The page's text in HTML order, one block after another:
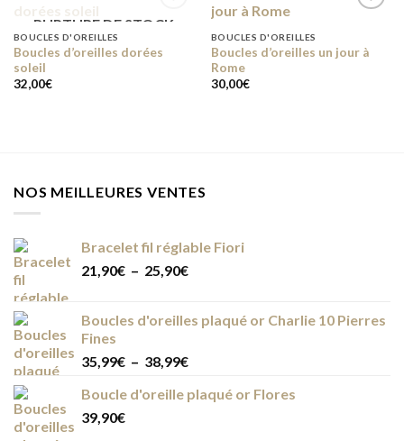
Add to
RUPTURE DE STOCK
BOUCLES D'OREILLES
Boucles d’oreilles dorées
soleil
32,00€
Add to
BOUCLES D'OREILLES
Boucles d’oreilles un jour à
Rome
30,00€
NOS MEILLEURES VENTES
Bracelet fil réglable Fiori
21,90€ – 25,90€Plage
21,90€
25,90€
Boucles d'oreilles plaqué or Charlie 10 Pierres
Fines
35,99€ – 38,99€Plage
prix :
Boucle d'oreille plaqué or Flores
39,90€